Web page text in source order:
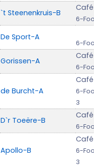
`t Steenenkruis-B
6-
De Sport-A
6-
Gorissen-A
6-
de Burcht-A
6-
3
D`r Toeëre-B
6-
Apollo-B
6-
3